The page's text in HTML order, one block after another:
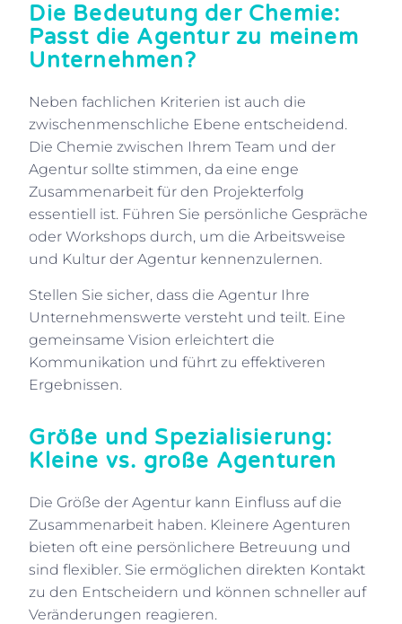
Die Bedeutung der Chemie:
Passt die Agentur zu meinem
Unternehmen?
Neben fachlichen Kriterien ist auch die
zwischenmenschliche Ebene entscheidend.
Die Chemie zwischen Ihrem Team und der
Agentur sollte stimmen, da eine enge
Zusammenarbeit für den Projekterfolg
essentiell ist. Führen Sie persönliche Gespräche
oder Workshops durch, um die Arbeitsweise
und Kultur der Agentur kennenzulernen.
Stellen Sie sicher, dass die Agentur Ihre
Unternehmenswerte versteht und teilt. Eine
gemeinsame Vision erleichtert die
Kommunikation und führt zu effektiveren
Ergebnissen.
Größe und Spezialisierung:
Kleine vs. große Agenturen
Die Größe der Agentur kann Einfluss auf die
Zusammenarbeit haben. Kleinere Agenturen
bieten oft eine persönlichere Betreuung und
sind flexibler. Sie ermöglichen direkten Kontakt
zu den Entscheidern und können schneller auf
Veränderungen reagieren.